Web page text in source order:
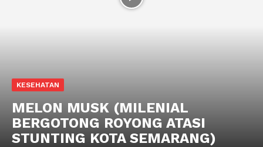
KESEHATAN
MELON MUSK (MILENIAL
BERGOTONG ROYONG ATASI
STUNTING KOTA SEMARANG)